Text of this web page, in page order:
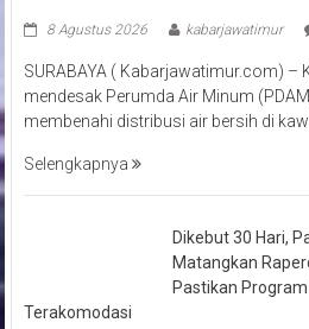
8 Agustus 2026 kabarjawatimur
SURABAYA ( Kabarjawatimur.com) –
mendesak Perumda Air Minum
membenahi distribusi air bersih di
Selengkapnya
Dikebut 30 Hari,
Matangkan
Pastikan
Terakomodasi